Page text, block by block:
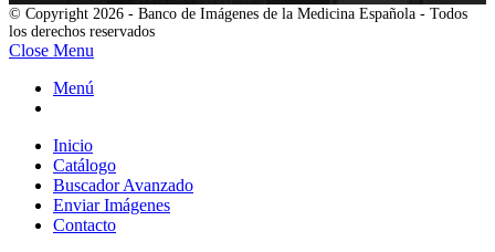
© Copyright 2026 - Banco de Imágenes de la Medicina Española - Todos
los derechos reservados
Close Menu
Menú
Inicio
Catálogo
Buscador Avanzado
Enviar Imágenes
Contacto